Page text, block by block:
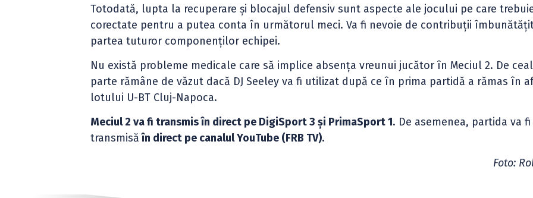
Totodată, lupta la recuperare și blocajul defensiv sunt aspecte ale jocului pe care
corectate pentru a putea conta în următorul meci. Va fi nevoie de contribuții
partea tuturor componenților echipei.
Nu există probleme medicale care să implice absența vreunui jucător în Meciul 2. De
parte rămâne de văzut dacă DJ Seeley va fi utilizat după ce în prima partidă a rămas în
lotului U-BT Cluj-Napoca.
Meciul 2 va fi transmis în direct pe DigiSport 3 și PrimaSport 1. De asemenea, partida va fi
transmisăîn direct pe canalul YouTube (FRB TV).
Foto: